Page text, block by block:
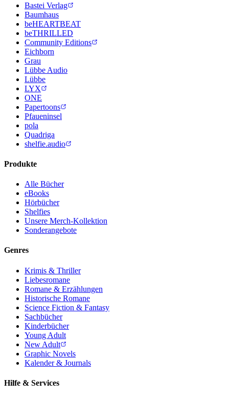
Bastei Verlag
Baumhaus
beHEARTBEAT
beTHRILLED
Community Editions
Eichborn
Grau
Lübbe Audio
Lübbe
LYX
ONE
Papertoons
Pfaueninsel
pola
Quadriga
shelfie.audio
Produkte
Alle Bücher
eBooks
Hörbücher
Shelfies
Unsere Merch-Kollektion
Sonderangebote
Genres
Krimis & Thriller
Liebesromane
Romane & Erzählungen
Historische Romane
Science Fiction & Fantasy
Sachbücher
Kinderbücher
Young Adult
New Adult
Graphic Novels
Kalender & Journals
Hilfe & Services